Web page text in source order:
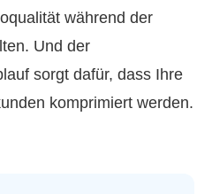
während der
Und der
sorgt dafür, dass Ihre
komprimiert werden.